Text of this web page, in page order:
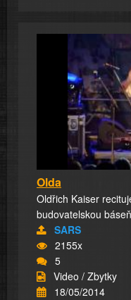
Olda
Oldřich Kaiser
budovatelskou
SARS
2155x
5
Video / Zbytky
18/05/2014